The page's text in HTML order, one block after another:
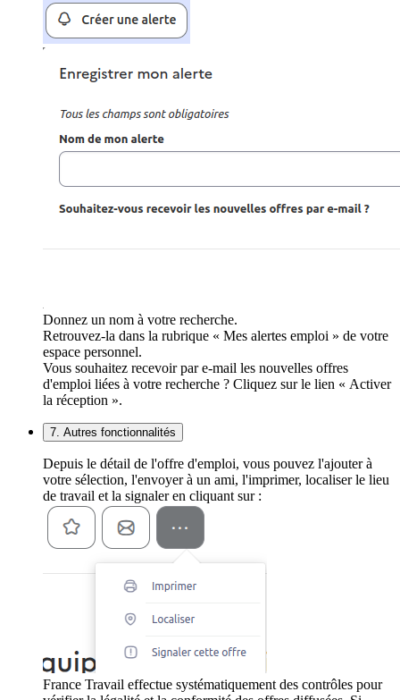
Donnez un nom à votre recherche.
Retrouvez-la dans la rubrique « Mes alertes emploi » de votre
espace personnel.
Vous souhaitez recevoir par e-mail les nouvelles offres
d'emploi liées à votre recherche ? Cliquez sur le lien « Activer
la réception ».
7. Autres fonctionnalités
Depuis le détail de l'offre d'emploi, vous pouvez l'ajouter à
votre sélection, l'envoyer à un ami, l'imprimer, localiser le lieu
de travail et la signaler en cliquant sur :
France Travail effectue systématiquement des contrôles pour